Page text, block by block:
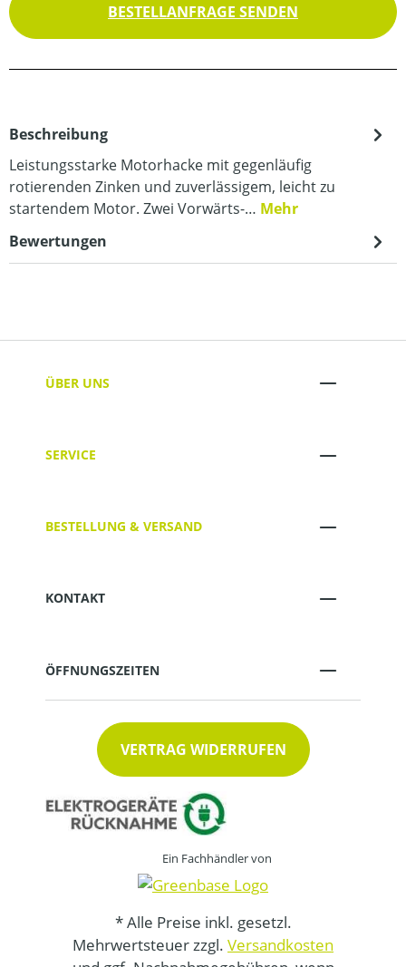
BESTELLANFRAGE SENDEN
Beschreibung
Leistungsstarke Motorhacke mit gegenläufig
rotierenden Zinken und zuverlässigem, leicht zu
startendem Motor. Zwei Vorwärts-… Mehr
Bewertungen
ÜBER UNS
SERVICE
BESTELLUNG & VERSAND
KONTAKT
ÖFFNUNGSZEITEN
VERTRAG WIDERRUFEN
Ein Fachhändler von
* Alle Preise inkl. gesetzl.
Mehrwertsteuer zzgl. Versandkosten